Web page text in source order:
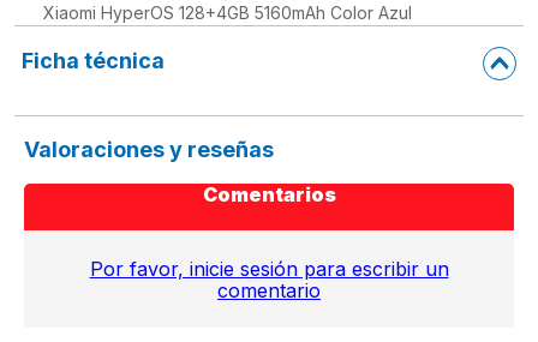
Xiaomi HyperOS 128+4GB 5160mAh Color Azul
Ficha técnica
Valoraciones y reseñas
Comentarios
Por favor, inicie sesión para escribir un
comentario